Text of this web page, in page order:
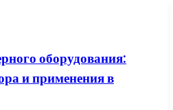
оборудования:
и применения в